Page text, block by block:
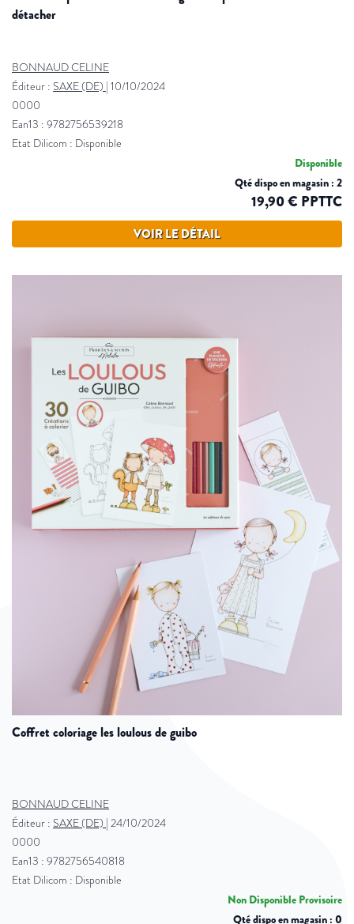
détacher
BONNAUD CELINE
Éditeur : SAXE (DE) 10/10/2024
0000
Ean13 : 9782756539218
Etat Dilicom : Disponible
Disponible
Qté dispo en magasin : 2
19,90 € PPTTC
VOIR LE DÉTAIL
coffret coloriage les loulous de guibo
BONNAUD CELINE
Éditeur : SAXE (DE) 24/10/2024
0000
Ean13 : 9782756540818
Etat Dilicom : Disponible
Non Disponible Provisoire
Qté dispo en magasin : 0